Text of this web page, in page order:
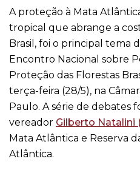
A proteção à Mata
tropical que abrange a
Brasil, foi o principal tema
Encontro Nacional sobre
Proteção das Florestas
terça-feira (28/5), na
Paulo. A série de debates
vereador Gilberto Natalini
Mata Atlântica e Reserva
Atlântica.